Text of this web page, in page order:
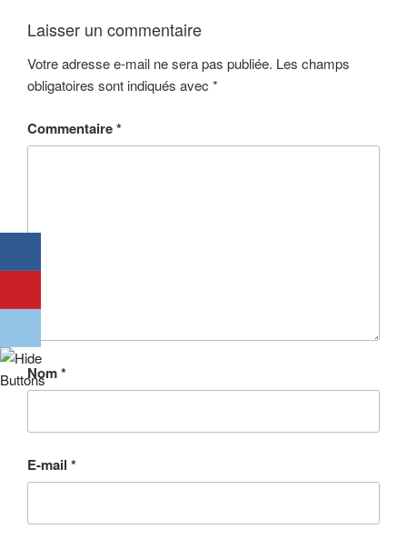
Laisser un commentaire
Votre adresse e-mail ne sera pas publiée. Les champs
obligatoires sont indiqués avec *
Commentaire*
Nom*
E-mail *